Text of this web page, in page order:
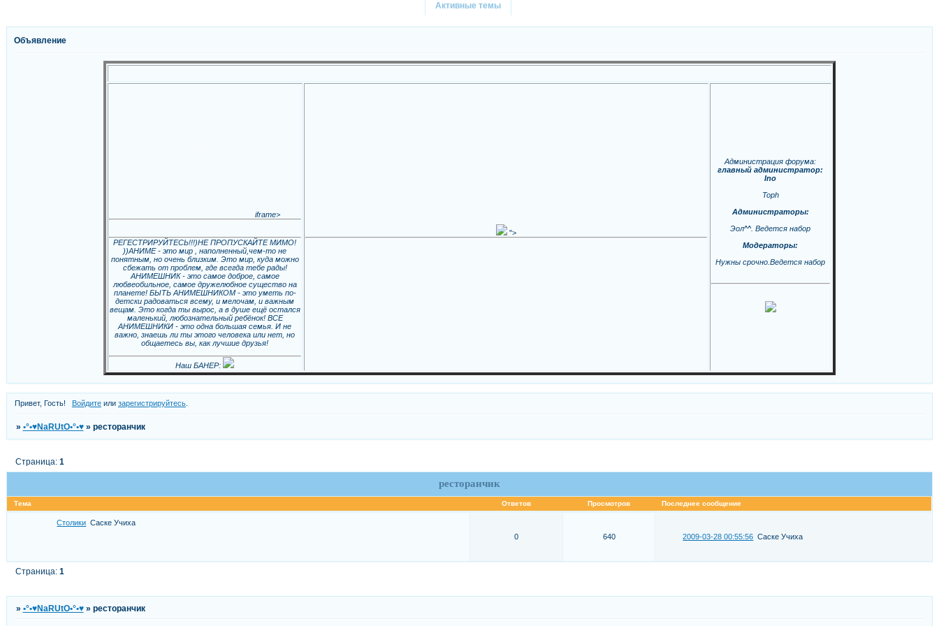
Активные темы
Объявление
iframe>
РЕГЕСТРИРУЙТЕСЬ!!!)НЕ ПРОПУСКАЙТЕ МИМО!
))АНИМЕ - это мир , наполненный,чем-то не
понятным, но очень близким. Это мир, куда можно
сбежать от проблем, где всегда тебе рады!
АНИМЕШНИК - это самое доброе, самое
любвеобильное, самое дружелюбное существо на
планете! БЫТЬ АНИМЕШНИКОМ - это уметь по-
детски радоваться всему, и мелочам, и важным
вещам. Это когда ты вырос, а в душе ещё остался
маленький, любознательный ребёнок! ВСЕ
АНИМЕШНИКИ - это одна большая семья. И не
важно, знаешь ли ты этого человека или нет, но
общаетесь вы, как лучшие друзья!
Наш БАНЕР:
">
Администрация форума:
главный администратор:
Ino
Toph
Администраторы:
Эол^^. Ведется набор
Модераторы:
Нужны срочно.Ведется набор
Привет, Гость! Войдитеили зарегистрируйтесь.
» •°•♥NaRUtO•°•♥ » ресторанчик
ресторанчик
Страница: 1
Тема Ответов Просмотров Последнее сообщение
Столики Саске Учиха
0
640 2009-03-28 00:55:56 Саске Учиха
Страница: 1
» •°•♥NaRUtO•°•♥ » ресторанчик